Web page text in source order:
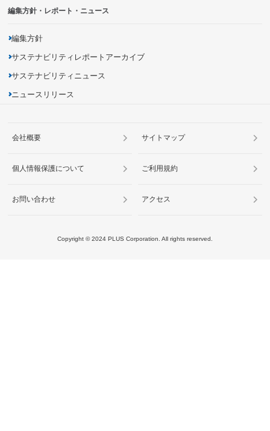
編集方針・レポート・ニュース
編集方針
サステナビリティレポートアーカイブ
サステナビリティニュース
ニュースリリース
会社概要 サイトマップ
個人情報保護について ご利用規約
お問い合わせ アクセス
Copyright ©2024 PLUS Corporation. All rights reserved.